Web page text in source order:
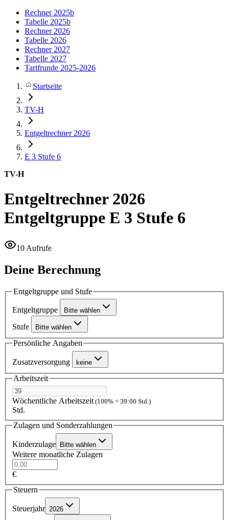
Rechner 2025b
Tabelle 2025b
Rechner 2026
Tabelle 2026
Rechner 2027
Tabelle 2027
Tarifrunde 2025-2026
Startseite
TV-H
Entgeltrechner 2026
E 3 Stufe 6
TV-H
Entgeltrechner 2026
Entgeltgruppe E 3 Stufe 6
10 Aufrufe
Deine Berechnung
Entgeltgruppe und Stufe
Entgeltgruppe Bitte wählen
Stufe Bitte wählen
Persönliche Angaben
Zusatzversorgung keine
Arbeitszeit
Wöchentliche Arbeitszeit(100% = 39:00 Std.)
Std.
Zulagen und Sonderzahlungen
Kinderzulage Bitte wählen
Weitere monatliche Zulagen
€
Steuern
Steuerjahr 2026